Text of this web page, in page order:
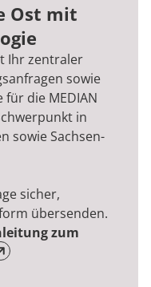
Ost mit
Ihr zentraler
sowie
die MEDIAN
in
sowie Sachsen-
sicher,
übersenden.
zum